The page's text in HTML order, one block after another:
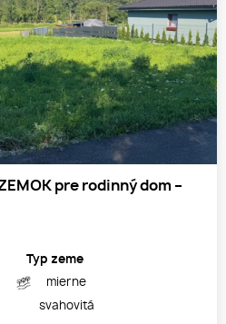
pre rodinný dom –
Typ zeme
mierne
svahovitá